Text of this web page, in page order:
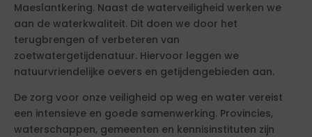
Maeslantkering. Naast de waterveiligheid werken we
aan de waterkwaliteit. Dit doen we door het
terugbrengen of verbeteren van
zoetwatergetijdenatuur. Hiervoor leggen we
natuurvriendelijke oevers en getijdengebieden aan.
De zorg voor onze veiligheid op weg en water vereist
een intensieve en goede samenwerking. Provincies,
waterschappen, gemeenten en kennisinstituten zijn